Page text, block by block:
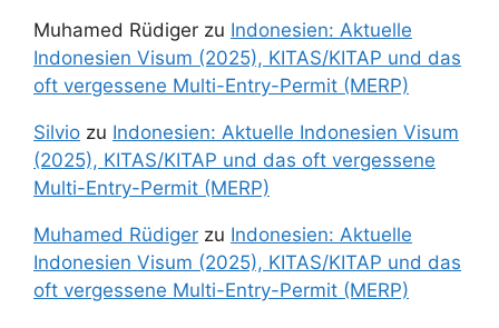
Muhamed Rüdiger zu Indonesien: Aktuelle
Indonesien Visum (2025), KITAS/KITAP und das
oft vergessene Multi-Entry-Permit (MERP)
Silvio zu Indonesien: Aktuelle Indonesien Visum
(2025), KITAS/KITAP und das oft vergessene
Multi-Entry-Permit (MERP)
Muhamed Rüdiger zu Indonesien: Aktuelle
Indonesien Visum (2025), KITAS/KITAP und das
oft vergessene Multi-Entry-Permit (MERP)